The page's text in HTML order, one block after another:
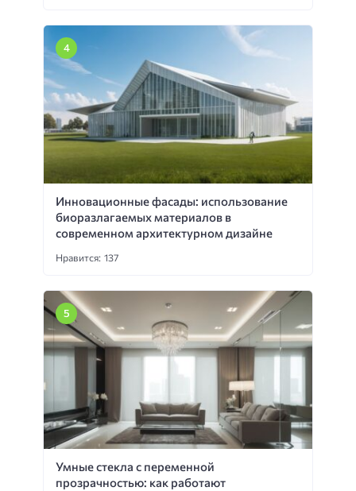
Инновационные фасады: использование
биоразлагаемых материалов в
современном архитектурном дизайне
Нравится: 137
Умные стекла с переменной
прозрачностью: как работают